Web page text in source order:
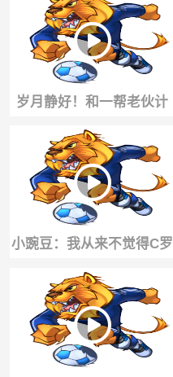
欢迎蓝黑军团
岁月静好！和一帮老伙计
开游艇出海吃海鲜饭的罗
德里！
小豌豆：我从来不觉得C罗
傲慢，他一直在打破所有
质疑